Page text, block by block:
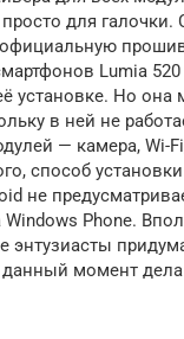
для галочки.
Lumia 520
установке. Но она
в ней не
— камера, Wi-
способ
не
Phone.
энтузиасты
момент